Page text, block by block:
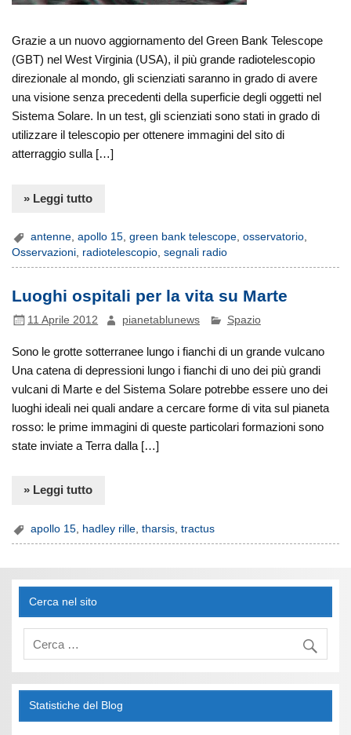
Grazie a un nuovo aggiornamento del Green Bank Telescope
(GBT) nel West Virginia (USA), il più grande radiotelescopio
direzionale al mondo, gli scienziati saranno in grado di avere
una visione senza precedenti della superficie degli oggetti nel
Sistema Solare. In un test, gli scienziati sono stati in grado di
utilizzare il telescopio per ottenere immagini del sito di
atterraggio sulla […]
» Leggi tutto
antenne,apollo 15,green bank telescope,osservatorio,
Osservazioni, radiotelescopio,segnali radio
Luoghi ospitali per la vita su Marte
11 Aprile 2012 pianetablunews Spazio
Sono le grotte sotterranee lungo i fianchi di un grande vulcano
Una catena di depressioni lungo i fianchi di uno dei più grandi
vulcani di Marte e del Sistema Solare potrebbe essere uno dei
luoghi ideali nei quali andare a cercare forme di vita sul pianeta
rosso: le prime immagini di queste particolari formazioni sono
state inviate a Terra dalla […]
» Leggi tutto
apollo 15 hadley rille ,tharsis ,tractus
Cerca nel sito
Statistiche del Blog